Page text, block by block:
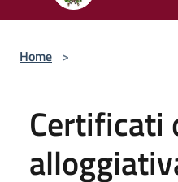
Home >
Certificati